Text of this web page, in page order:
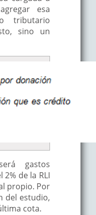
esa
tributario
sino un
gastos
de la RLI
propio. Por
del estudio,
cota.